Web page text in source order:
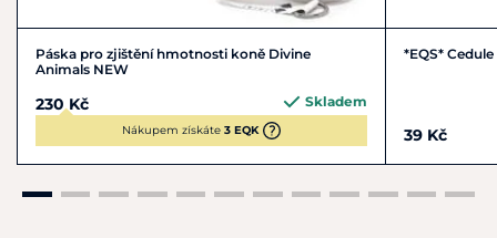
Páska pro zjištění hmotnosti koně Divine
Animals NEW
230 Kč Skladem
Nákupem získáte 3 EQK
*EQS*
39 Kč